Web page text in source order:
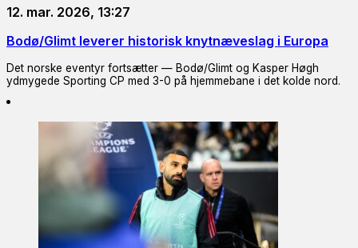
12. mar. 2026, 13:27
Bodø/Glimt leverer historisk knytnæveslag i Europa
Det norske eventyr fortsætter — Bodø/Glimt og Kasper Høgh
ydmygede Sporting CP med 3-0 på hjemmebane i det kolde nord.